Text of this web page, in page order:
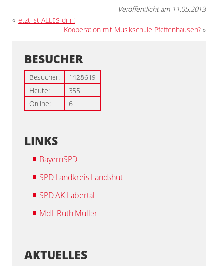
Veröffentlicht am 11.05.2013
« Jetzt ist ALLES drin!
Kooperation mit Musikschule Pfeffenhausen? »
BESUCHER
Besucher:
1428619
Heute:
355
Online:
6
LINKS
BayernSPD
SPD Landkreis Landshut
SPD AK Labertal
MdL Ruth Müller
AKTUELLES